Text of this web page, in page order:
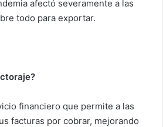
afectó severamente a las
todo para exportar.
financiero que permite a las
facturas por cobrar, mejorando